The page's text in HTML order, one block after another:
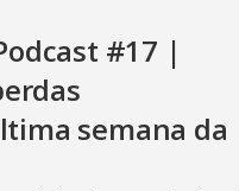
#17 |
semana da